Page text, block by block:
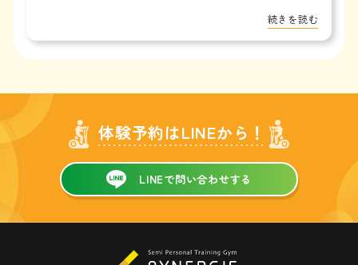
続きを読む
体験予約はLINEから！
LINEで問い合わせする